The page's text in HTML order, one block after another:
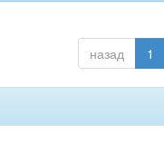
назад 1